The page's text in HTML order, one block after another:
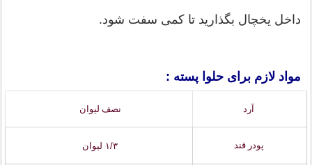
داخل یخچال بگذارید تا کمی سفت شود.
مواد لازم برای حلوا پسته :
آرد نصف لیوان
پودر قند ۱/۳ لیوان